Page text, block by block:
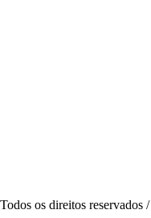
os direitos reservados /